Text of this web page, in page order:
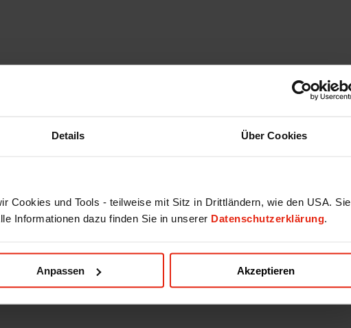
Details Über Cookies
Cookies und Tools - teilweise mit Sitz in Drittländern, wie den USA. Sie
Informationen dazu finden Sie in unserer Datenschutzerklärung
Anpassen Akzeptieren